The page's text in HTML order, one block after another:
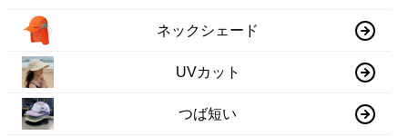
ネックシェード
UVカット
つば短い